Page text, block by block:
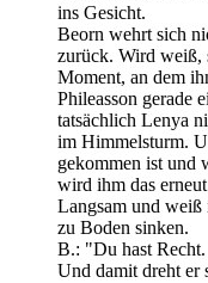
ins Gesicht.
Beorn wehrt sich
zurück. Wird weiß,
Moment, an dem
Phileasson gerade
tatsächlich Lenya
im Himmelsturm.
gekommen ist und
wird ihm das
Langsam und weiß
zu Boden sinken.
B.: "Du hast
Und damit dreht er